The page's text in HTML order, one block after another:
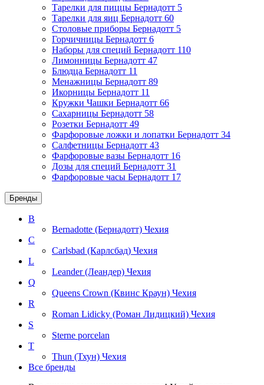
Тарелки для пиццы Бернадотт 5
Тарелки для яиц Бернадотт 60
Столовые приборы Бернадотт 5
Горчичницы Бернадотт 6
Наборы для специй Бернадотт 110
Лимонницы Бернадотт 47
Блюдца Бернадотт 11
Менажницы Бернадотт 89
Икорницы Бернадотт 11
Кружки Чашки Бернадотт 66
Сахарницы Бернадотт 58
Розетки Бернадотт 49
Фарфоровые ложки и лопатки Бернадотт 34
Салфетницы Бернадотт 43
Фарфоровые вазы Бернадотт 16
Дозы для специй Бернадотт 31
Фарфоровые часы Бернадотт 17
Бренды
B
Bernadotte (Бернадотт) Чехия
C
Carlsbad (Карлсбад) Чехия
L
Leander (Леандер) Чехия
Q
Queens Crown (Квинс Краун) Чехия
R
Roman Lidicky (Роман Лидицкий) Чехия
S
Sterne porcelan
T
Thun (Тхун) Чехия
Все бренды